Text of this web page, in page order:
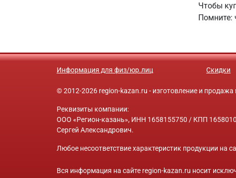
Чтобы
Помните:
Информация для физ/юр.лиц Скидки
© 2012-2026 region-kazan.ru - изготовление и
Реквизиты компании:
ООО «Регион-казань», ИНН 1658155750 / КПП
Сергей Александрович.
Любое несоответствие характеристик продукции на
Вся информация на сайте region-kazan.ru носит